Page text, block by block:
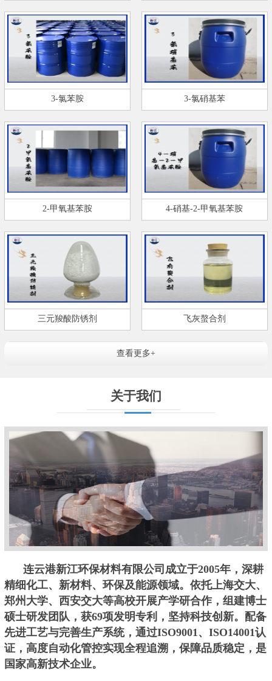
3-氯苯胺 3-氯硝基苯
2-甲氧基苯胺 4-硝基-2-甲氧基苯胺
三元羧酸防锈剂 飞灰螯合剂
查看更多+
关于我们
连云港新江环保材料有限公司成立于2005年，深耕
精细化工、新材料、环保及能源领域。依托上海交大、
郑州大学、西安交大等高校开展产学研合作，组建博士
硕士研发团队，获69项发明专利，坚持科技创新。配备
先进工艺与完善生产系统，通过ISO9001、ISO14001认
证，高度自动化管控实现全程追溯，保障品质稳定，是
国家高新技术企业。